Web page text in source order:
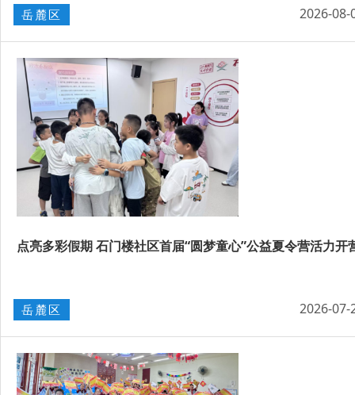
岳麓区 2026-08-
点亮多彩假期 石门楼社区首届“圆梦童心”公益夏令营活力开
岳麓区 2026-07-